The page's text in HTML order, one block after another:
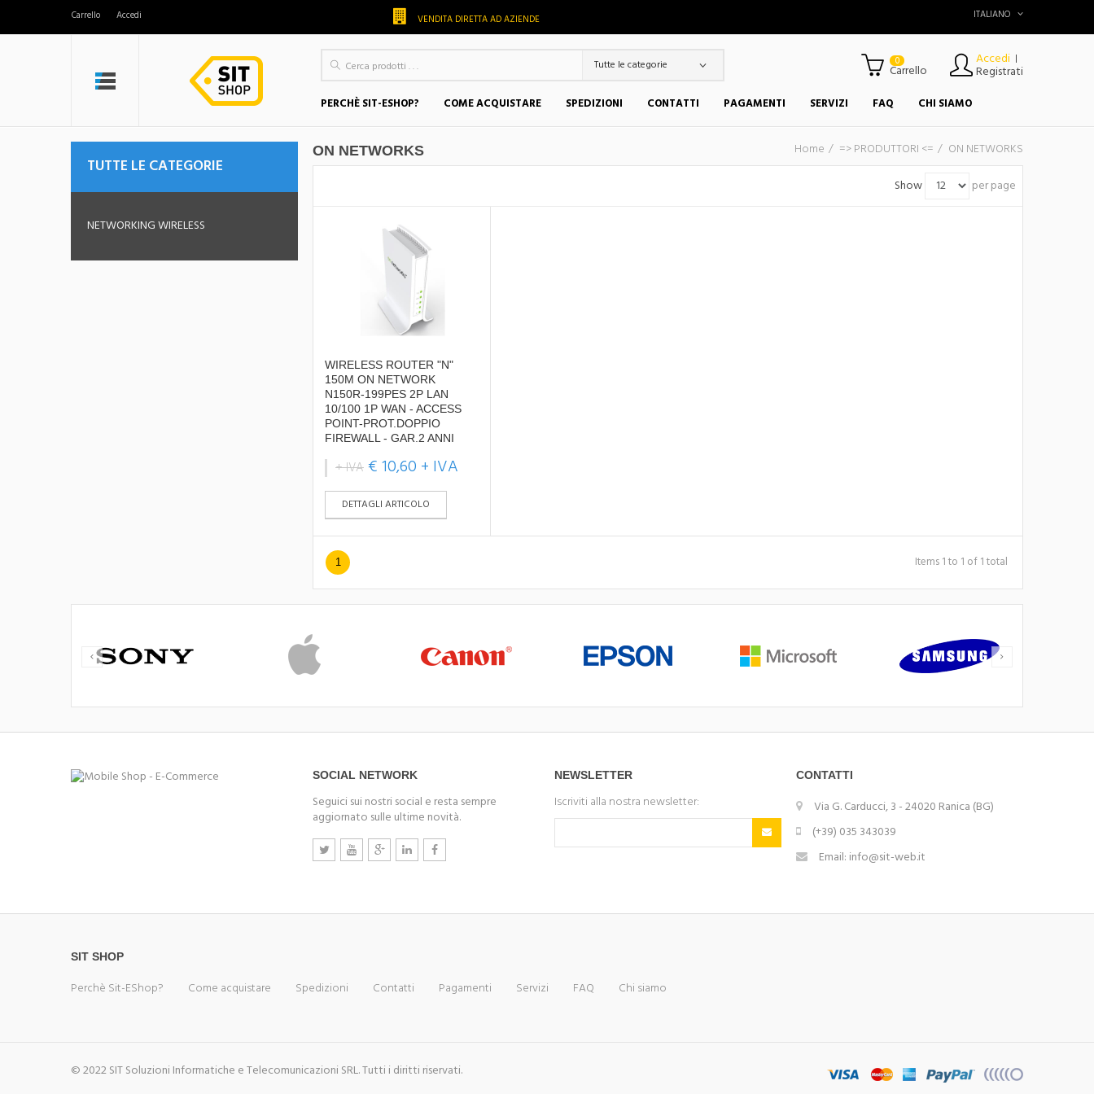
Carrello Accedi VENDITA DIRETTA AD AZIENDE ITALIANO
Accedi |
Registrati
0
Carrello
PERCHÈ SIT-ESHOP? COME ACQUISTARE SPEDIZIONI CONTATTI PAGAMENTI SERVIZI FAQ CHI SIAMO
TUTTE LE CATEGORIE
NETWORKING WIRELESS
Home => PRODUTTORI <= ON NETWORKS
ON NETWORKS
Show per page
WIRELESS ROUTER "N"
150M ON NETWORK
N150R-199PES 2P LAN
10/100 1P WAN - ACCESS
POINT-PROT.DOPPIO
FIREWALL - GAR.2 ANNI
+ IVA € 10,60 + IVA
DETTAGLI ARTICOLO
Items 1 to 1 of 1 total
1
SOCIAL NETWORK
Seguici sui nostri social e resta sempre
aggiornato sulle ultime novità.
NEWSLETTER
Iscriviti alla nostra newsletter:
CONTATTI
Via G. Carducci, 3 - 24020 Ranica (BG)
(+39) 035 343039
Email: info@sit-web.it
SIT SHOP
Perchè Sit-EShop? Come acquistare Spedizioni Contatti Pagamenti Servizi FAQ Chi siamo
© 2022 SIT Soluzioni Informatiche e Telecomunicazioni SRL. Tutti i diritti riservati.